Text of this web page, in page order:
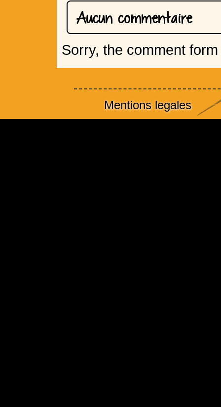
Aucun commentaire
Sorry, the comment
Mentions legales